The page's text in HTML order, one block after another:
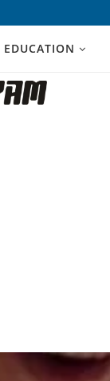
EDUCATION